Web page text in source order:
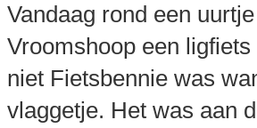
Vandaag rond een
Vroomshoop een
niet Fietsbennie was
vlaggetje. Het was aan